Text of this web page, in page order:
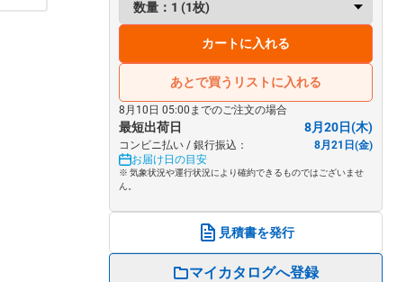
カートに入れる
あとで買うリストに入れる
8月10日 05:00までのご注文の場合
最短出荷日 8月20日(木)
コンビニ払い / 銀行振込：
8月21日(金)
お届け日の目安
※ 気象状況や運行状況により確約できるものではございませ
ん。
見積書を発行
マイカタログへ登録